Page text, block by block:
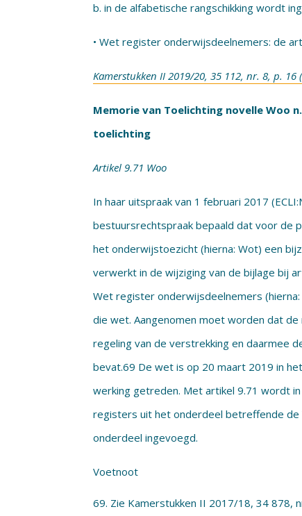
b. in de alfabetische rangschikking wordt
• Wet register onderwijsdeelnemers: de
Kamerstukken II 2019/20, 35 112, nr. 8, p. 16
Memorie van Toelichting novelle Woo
toelichting
Artikel 9.71 Woo
In haar uitspraak van 1 februari 2017
bestuursrechtspraak bepaald dat voor de
het onderwijstoezicht (hierna: Wot) een
verwerkt in de wijziging van de bijlage bij
Wet register onderwijsdeelnemers
die wet. Aangenomen moet worden dat
regeling van de verstrekking en daarmee
bevat.69 De wet is op 20 maart 2019 in
werking getreden. Met artikel 9.71 wordt
registers uit het onderdeel betreffende
onderdeel ingevoegd.
Voetnoot
Zie Kamerstukken II 2017/18, 34 878,